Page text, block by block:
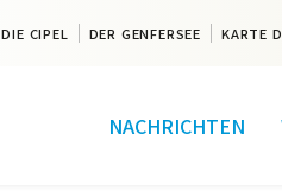
DIE CIPEL DER GENFERSEE KARTE
NACHRICHTEN